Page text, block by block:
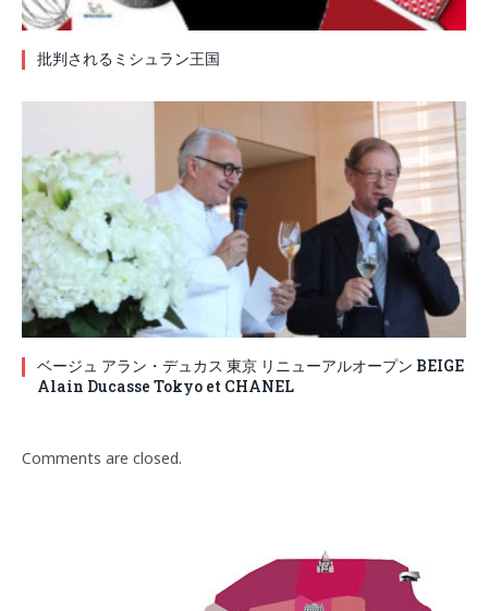
批判されるミシュラン王国
ベージュ アラン・デュカス 東京 リニューアルオープン BEIGE
Alain Ducasse Tokyo et CHANEL
Comments are closed.